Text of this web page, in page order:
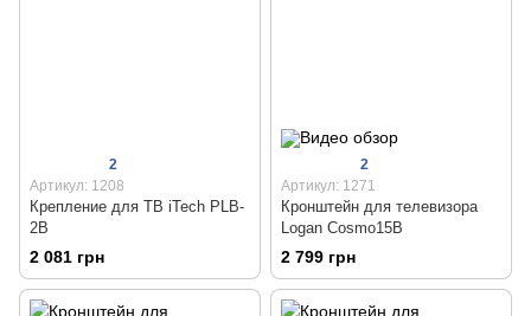
2
Артикул: 1208
Крепление для ТВ iTech PLB-
2B
2 081 грн
2
Артикул: 1271
Кронштейн для телевизора
Logan Cosmo15B
2 799 грн